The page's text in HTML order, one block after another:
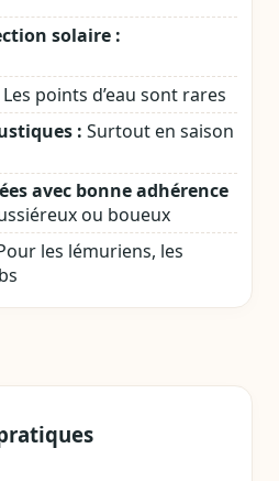
solaire :
Les points d’eau sont rares
: Surtout en saison
avec bonne adhérence
ou boueux
les lémuriens, les